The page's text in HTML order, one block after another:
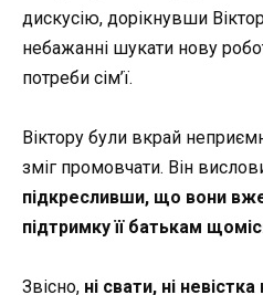
дискусію, дорікнувши
небажанні шукати нову
потреби сім’ї.
Віктору були вкрай
зміг промовчати. Він
підкресливши, що вони
підтримку її батькам
Звісно, ні свати, ні